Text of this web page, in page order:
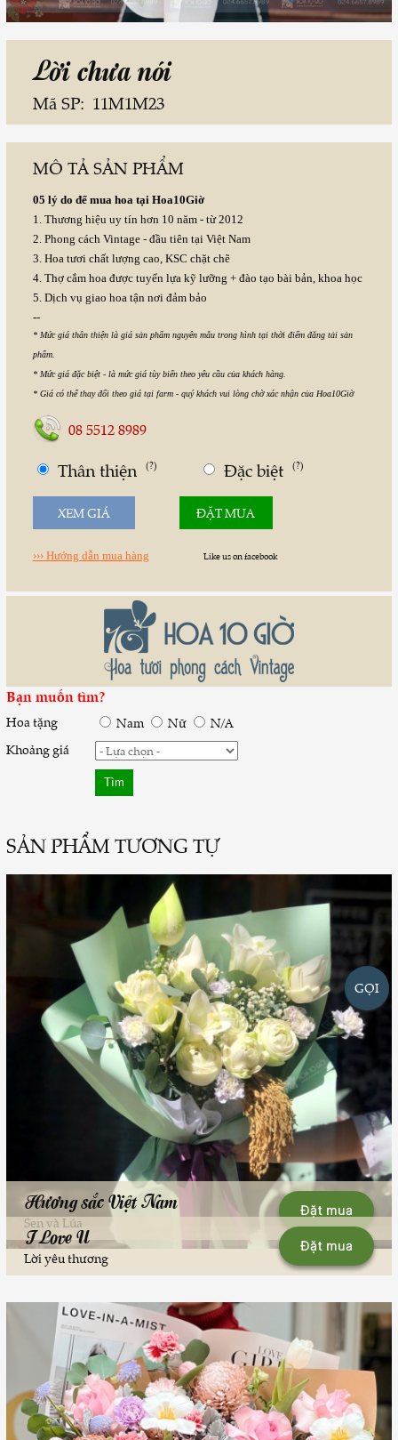
Lời chưa nói
Mã SP: 11M1M23
MÔ TẢ SẢN PHẨM
05 lý do để mua hoa tại Hoa10Giờ
1. Thương hiệu uy tín hơn 10 năm - từ 2012
2. Phong cách Vintage - đầu tiên tại Việt Nam
3. Hoa tươi chất lượng cao, KSC chặt chẽ
4. Thợ cắm hoa được tuyển lựa kỹ lưỡng + đào tạo bài bản, khoa học
5. Dịch vụ giao hoa tận nơi đảm bảo
--
* Mức giá thân thiện là giá sản phẩm nguyên mẫu trong hình tại thời điểm đăng tải sản
phẩm.
* Mức giá đặc biệt - là mức giá tùy biến theo yêu cầu của khách hàng.
* Giá có thể thay đổi theo giá tại farm - quý khách vui lòng chờ xác nhận của Hoa10Giờ
08 5512 8989
Thân thiện (?) Đặc biệt (?)
XEM GIÁ ĐẶT MUA
››› Hướng dẫn mua hàng Like us on facebook
Bạn muốn tìm?
Hoa tặng Nam Nữ
N/A
Khoảng giá
SẢN PHẨM TƯƠNG TỰ
Hương sắc Việt Nam Đặt mua
Sen và Lúa
I Love U Đặt mua
Lời yêu thương
GỌI